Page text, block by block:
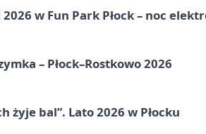
w Fun Park Płock – noc
– Płock–Rostkowo 2026
żyje bal”. Lato 2026 w Płocku